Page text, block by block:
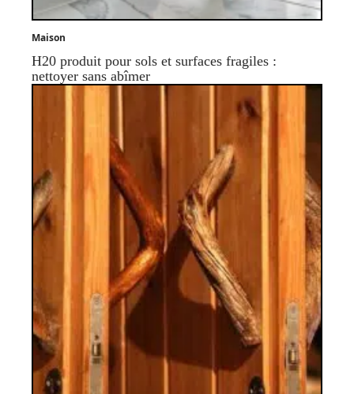
Maison
H20 produit pour sols et surfaces fragiles :
nettoyer sans abîmer